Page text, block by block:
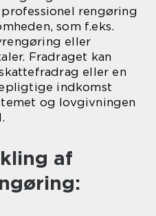
rengøring
som f.eks.
eller
Fradraget kan
eller en
indkomst
og lovgivningen
af